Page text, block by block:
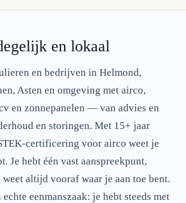
en lokaal
en bedrijven in Helmond,
Asten en omgeving met airco,
en zonnepanelen — van advies en
en storingen. Met 15+ jaar
certificering voor airco weet je
Je hebt één vast aanspreekpunt,
altijd vooraf waar je aan toe bent.
eenmanszaak: je hebt steeds met